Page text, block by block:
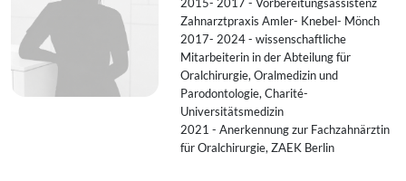
Zahnarztpraxis Amler- Knebel- Mönch
2017- 2024 - wissenschaftliche
Mitarbeiterin in der Abteilung für
Oralchirurgie, Oralmedizin und
Parodontologie, Charité-
Universitätsmedizin
2021 - Anerkennung zur Fachzahnärztin
für Oralchirurgie, ZAEK Berlin